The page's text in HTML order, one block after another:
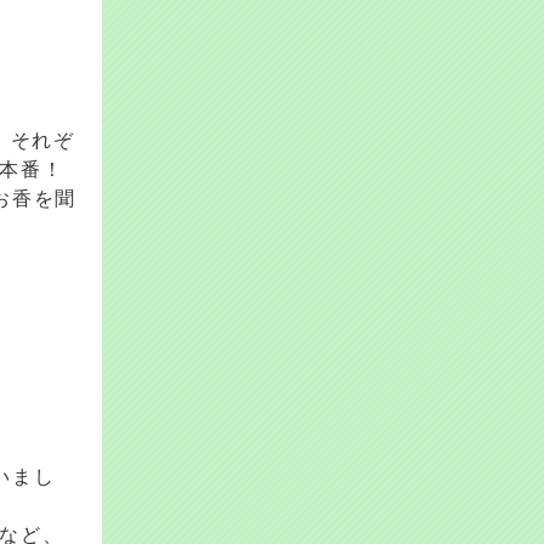
それぞ
番！
香を聞
まし
ど、